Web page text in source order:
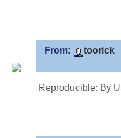
From: toorick
Reproducible: By